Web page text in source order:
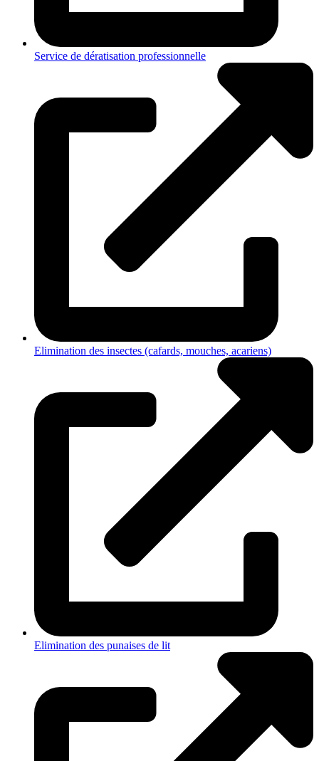
Service de dératisation professionnelle
Elimination des insectes (cafards, mouches, acariens)
Elimination des punaises de lit